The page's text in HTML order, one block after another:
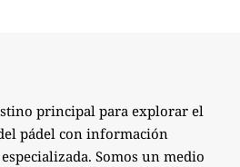
principal para explorar el
pádel con información
Somos un medio